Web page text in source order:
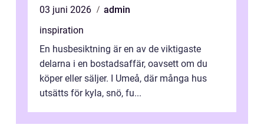
03 juni 2026
admin
inspiration
En husbesiktning är en av de viktigaste
delarna i en bostadsaffär, oavsett om du
köper eller säljer. I Umeå, där många hus
utsätts för kyla, snö, fu...